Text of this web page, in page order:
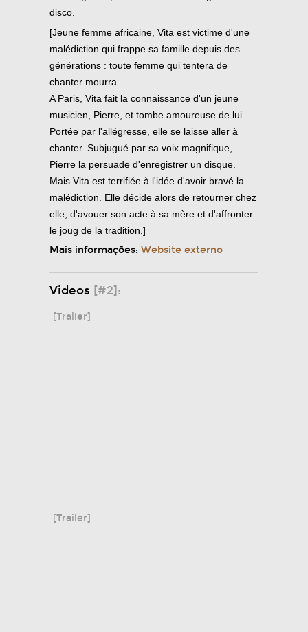
disco.
[Jeune femme africaine, Vita est victime d'une
malédiction qui frappe sa famille depuis des
générations : toute femme qui tentera de
chanter mourra.
A Paris, Vita fait la connaissance d'un jeune
musicien, Pierre, et tombe amoureuse de lui.
Portée par l'allégresse, elle se laisse aller à
chanter. Subjugué par sa voix magnifique,
Pierre la persuade d'enregistrer un disque.
Mais Vita est terrifiée à l'idée d'avoir bravé la
malédiction. Elle décide alors de retourner chez
elle, d'avouer son acte à sa mère et d'affronter
le joug de la tradition.]
Mais informações: Website externo
Videos [#2]:
[Trailer]
[Trailer]